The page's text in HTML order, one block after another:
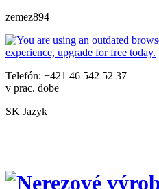
zemez894
Telefón: +421 46 542 52 37
v prac. dobe
SK Jazyk